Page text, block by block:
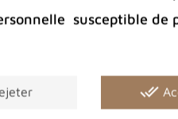
Photos
Port offert
Entreprise
Bijoux
susceptible de
done_all